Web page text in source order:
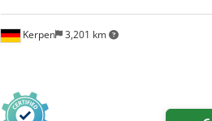
Kerpen 3,201 km